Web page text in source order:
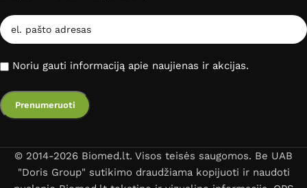
Noriu gauti informaciją apie naujienas ir akcijas.
© 2014-2026 Biomed.lt. Visos teisės saugomos. Be UAB
"Doris Group" sutikimo draudžiama kopijuoti ir naudoti